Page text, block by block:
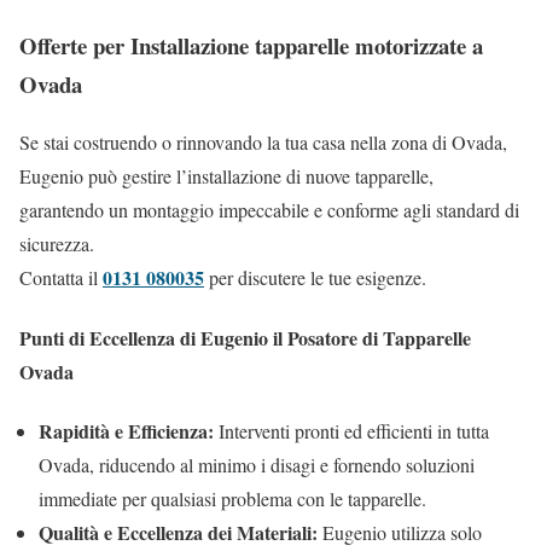
Offerte per Installazione tapparelle motorizzate a
Ovada
Se stai costruendo o rinnovando la tua casa nella zona di Ovada,
Eugenio può gestire l’installazione di nuove tapparelle,
garantendo un montaggio impeccabile e conforme agli standard di
sicurezza.
Contatta il0131 080035per discutere le tue esigenze.
Punti di Eccellenza di Eugenio il Posatore di Tapparelle
Ovada
Rapidità e Efficienza: Interventi pronti ed efficienti in tutta
Ovada, riducendo al minimo i disagi e fornendo soluzioni
immediate per qualsiasi problema con le tapparelle.
Qualità e Eccellenza dei Materiali: Eugenio utilizza solo